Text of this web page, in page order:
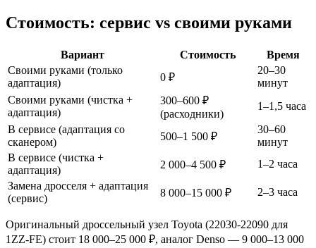
Стоимость: сервис vs своими руками
Вариант Стоимость
Время
Своими руками (только
адаптация)
0 ₽
20–30
минут
Своими руками (чистка +
адаптация)
300–600 ₽
(расходники)
1–1,5 часа
В сервисе (адаптация со
сканером)
500–1 500 ₽
30–60
минут
В сервисе (чистка +
адаптация)
2 000–4 500 ₽
1–2 часа
Замена дросселя + адаптация
(сервис)
8 000–15 000 ₽ 2–3 часа
Оригинальный дроссельный узел Toyota (22030-22090 для
1ZZ-FE) стоит 18 000–25 000 ₽, аналог Denso — 9 000–13 000